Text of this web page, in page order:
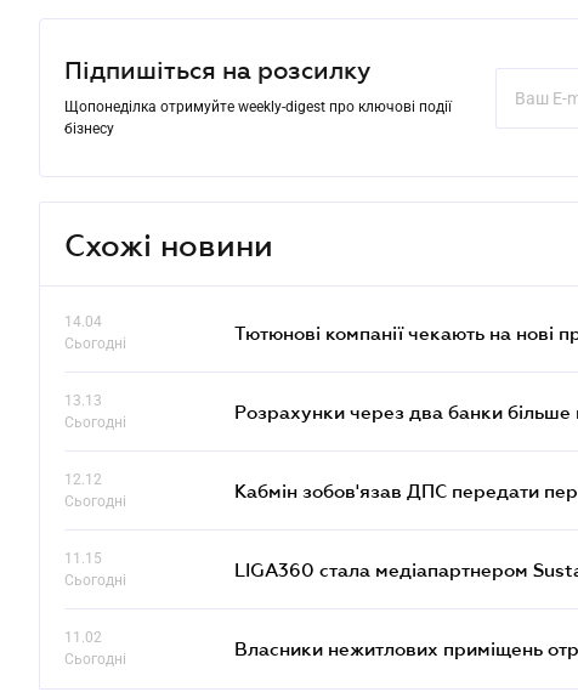
Підпишіться на розсилку
Щопонеділка отримуйте weekly-digest про ключові події
бізнесу
Схожі новини
14.04
Сьогодні
Тютюнові компанії чекають на нові
13.13
Сьогодні
Розрахунки через два банки більше
12.12
Сьогодні
Кабмін зобов'язав ДПС передати
11.15
Сьогодні
LIGA360 стала медіапартнером
11.02
Сьогодні
Власники нежитлових приміщень